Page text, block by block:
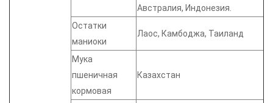
Австралия, Индонезия.
Остатки
маниоки
Лаос, Камбоджа, Таиланд
Мука
пшеничная
кормовая
Казахстан